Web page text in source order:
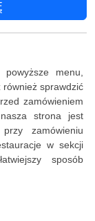
menu,
również sprawdzić
zamówieniem
strona jest
zamówieniu
w sekcji
sposób